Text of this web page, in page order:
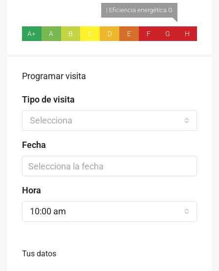
A+ A B C D E F
| Eficiencia energética G
G H
Programar visita
Tipo de visita
Selecciona
Fecha
Hora
10:00 am
Tus datos